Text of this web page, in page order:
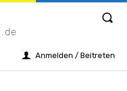
Anmelden / Beitreten